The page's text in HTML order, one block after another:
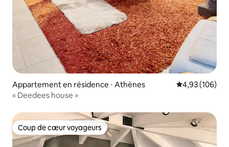
Appartement en résidence ⋅ Athènes Évaluation
4,93 (106)
« Deedees house »
Coup de cœur voyageurs
Coup de cœur voyageurs